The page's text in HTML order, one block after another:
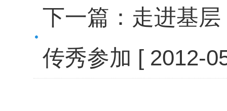
下一篇： 走进基
传秀参加 [ 2012-